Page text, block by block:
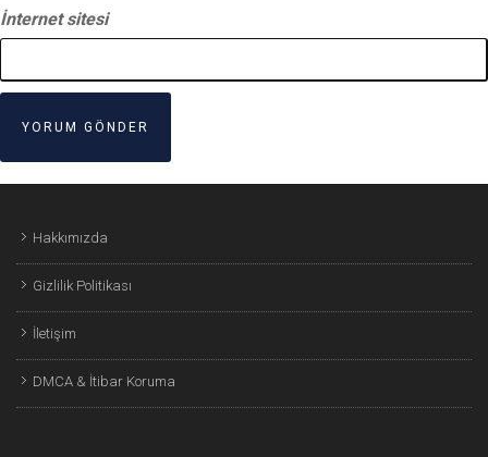
İnternet sitesi
Hakkımızda
Gizlilik Politikası
İletişim
DMCA & İtibar Koruma